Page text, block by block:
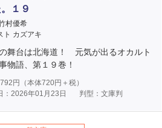
１９
村優希
ト カズアキ
舞台は北海道！ 元気が出るオカルト
物語、第１９巻！
792 円（本体720円＋税）
：2026年01月23日
判型：文庫判